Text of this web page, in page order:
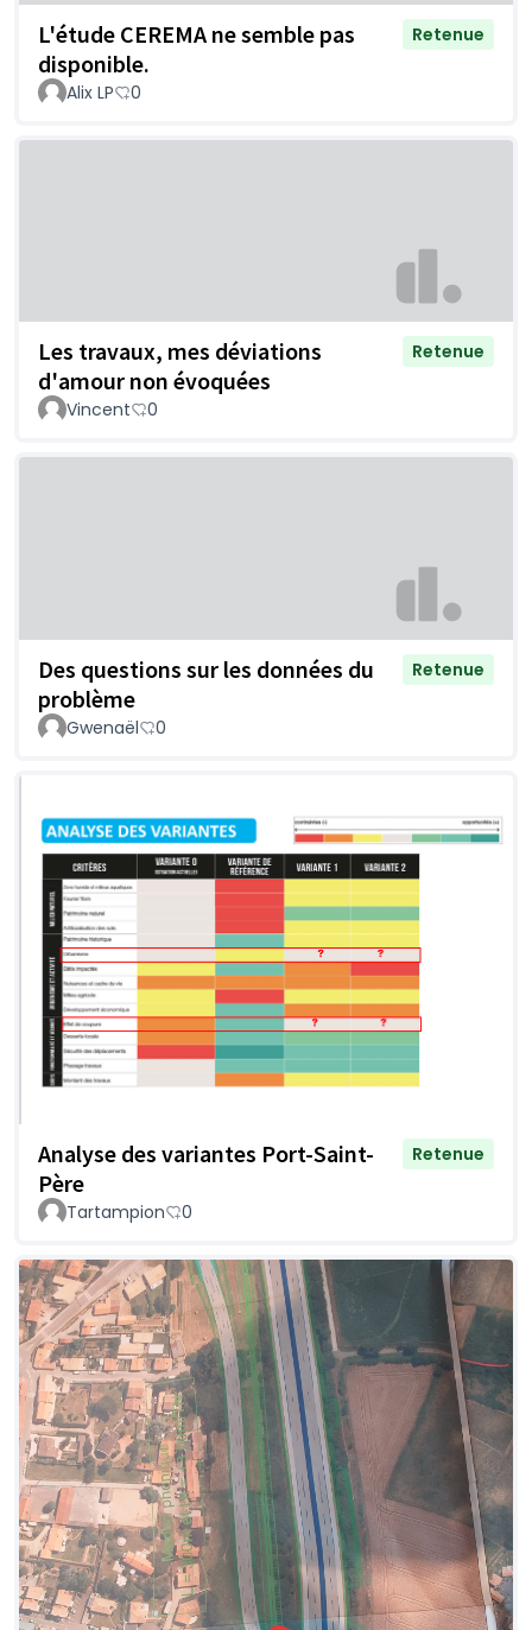
L'étude CEREMA ne semble pas
disponible.
Retenue
Alix LP 0
Les travaux, mes déviations
d'amour non évoquées
Retenue
Vincent 0
Des questions sur les données du
problème
Retenue
Gwenaël 0
Analyse des variantes Port-Saint-
Père
Retenue
Tartampion 0